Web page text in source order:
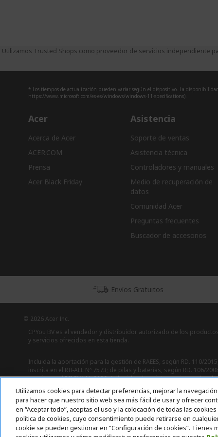
Utilizamos Trusted Shops como proveedor de servicios independiente
* Los tiempos de actualización pueden variar según el dispositivo. La
https://www.microsoft.com/es-es/windows/windows-11-specifications).
Acer
Acerca de Acer
ACER.COM
Prensa
Acer Black Friday
Asistencia
Soporte de ventas
Asistencia técnica
Controladores y manuales
Medio de recuperación de
datos
Comunidad Acer
Preguntas frecuentes
Buscador de accesorios
Envíos Gratuitos
© 2026 Acer Inc.
CPYou BV es el vendedor y distribuidor autorizado de los
y servicios ofrecidos en esta tienda.
Incluida la aportación para la gestión de RAEES, según RD. 110/2015,
inscrita en el RII-AEE Nº 7573; de pilas y baterías, según RD. 106/
inscrita en el RII-PYA Nº 2180. Adherida a los sistemas integrales de
gestión de ecopilas y ecoembes.
Utilizamos cookies para detectar preferencias, mejorar la
para hacer que nuestro sitio web sea más fácil de usar y ofrecer
en “Aceptar todo”, aceptas el uso y la colocación de todas las
política de cookies, cuyo consentimiento puede retirarse en
cookie se pueden gestionar en “Configuración de cookies”. Tienes